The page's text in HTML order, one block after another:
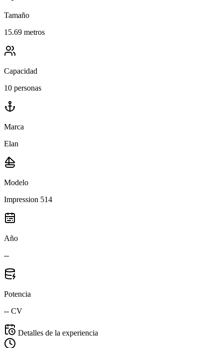
Tamaño
15.69 metros
Capacidad
10 personas
Marca
Elan
Modelo
Impression 514
Año
--
Potencia
-- CV
Detalles de la experiencia